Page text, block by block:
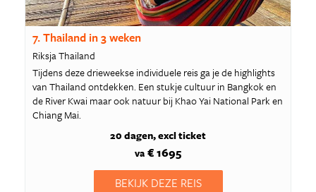
7. Thailand in 3 weken
Riksja Thailand
Tijdens deze drieweekse individuele reis ga je de highlights
van Thailand ontdekken. Een stukje cultuur in Bangkok en
de River Kwai maar ook natuur bij Khao Yai National Park en
Chiang Mai.
20 dagen excl ticket
va € 1695
BEKIJK DEZE REIS